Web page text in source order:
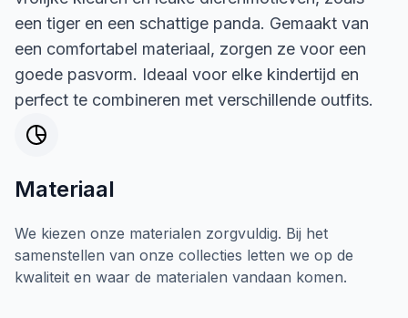
een tiger en een schattige panda. Gemaakt van
een comfortabel materiaal, zorgen ze voor een
goede pasvorm. Ideaal voor elke kindertijd en
perfect te combineren met verschillende outfits.
Materiaal
We kiezen onze materialen zorgvuldig. Bij het
samenstellen van onze collecties letten we op de
kwaliteit en waar de materialen vandaan komen.